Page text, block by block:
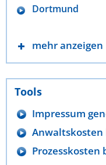
Dortmund
mehr anzeigen
Tools
Impressum
Anwaltskosten
Prozesskosten